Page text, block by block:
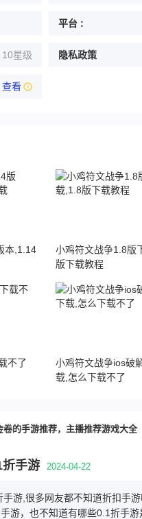
平台 :
10星级 隐私政策
查看
本,1.14
小鸡符文战争1.8版
版下载教程
不了
小鸡符文战争ios破
载,怎么下载不了
卷的手游推荐，主播推荐游戏大全
手游 2024-04-22
手游,很多网友都不知道折扣手
游，也不知道有哪些0.1折手